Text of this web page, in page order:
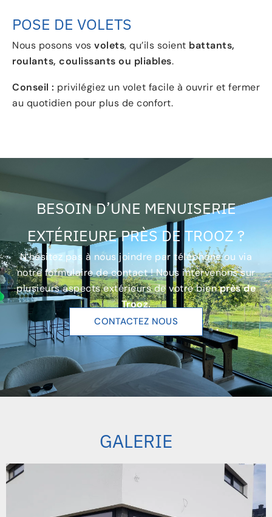
POSE DE VOLETS
Nous posons vos volets, qu’ils soient battants,
roulants, coulissants ou pliables.
Conseil : privilégiez un volet facile à ouvrir et fermer
au quotidien pour plus de confort.
BESOIN D’UNE MENUISERIE
EXTÉRIEURE PRÈS DE TROOZ ?
N’hésitez pas à nous joindre par téléphone ou via
notre formulaire de contact ! Nous intervenons sur
plusieurs aspects extérieurs de votre bienprès de
Trooz.
CONTACTEZ NOUS
GALERIE